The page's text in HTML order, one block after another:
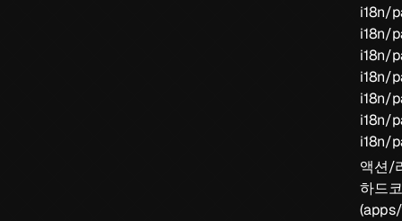
i18n/
i18n/
i18n/
i18n/
i18n/
i18n/
i18n/
액션/
하드
(